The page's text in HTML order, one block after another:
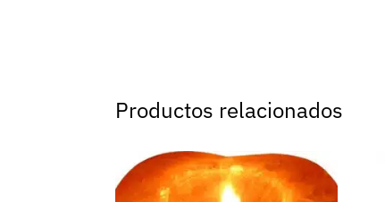
Productos relacionados